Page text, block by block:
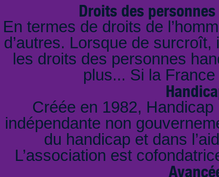
Droits des
En termes de droits de
d’autres. Lorsque de
les droits des personnes
plus... Si la
Créée en 1982,
indépendante non
du handicap et dans
L’association est